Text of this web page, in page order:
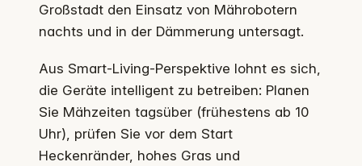
Großstadt den Einsatz von Mährobotern
nachts und in der Dämmerung untersagt.
Aus Smart-Living-Perspektive lohnt es sich,
die Geräte intelligent zu betreiben: Planen
Sie Mähzeiten tagsüber (frühestens ab 10
Uhr), prüfen Sie vor dem Start
Heckenränder, hohes Gras und